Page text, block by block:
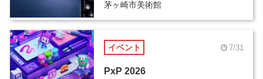
茅ヶ崎市美術館
イベント 7/31
PxP 2026